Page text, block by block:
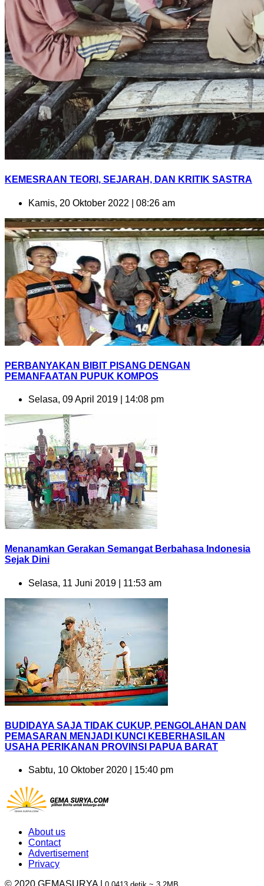
KEMESRAAN TEORI, SEJARAH, DAN KRITIK SASTRA
Kamis, 20 Oktober 2022 | 08:26 am
PERBANYAKAN BIBIT PISANG DENGAN
PEMANFAATAN PUPUK KOMPOS
Selasa, 09 April 2019 | 14:08 pm
Menanamkan Gerakan Semangat Berbahasa Indonesia
Sejak Dini
Selasa, 11 Juni 2019 | 11:53 am
BUDIDAYA SAJA TIDAK CUKUP, PENGOLAHAN DAN
PEMASARAN MENJADI KUNCI KEBERHASILAN
USAHA PERIKANAN PROVINSI PAPUA BARAT
Sabtu, 10 Oktober 2020 | 15:40 pm
About us
Contact
Advertisement
Privacy
© 2020 GEMASURYA |